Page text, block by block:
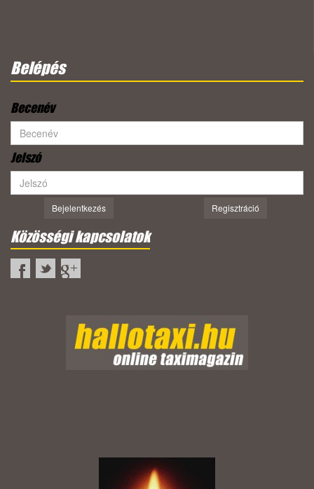
Belépés
Becenév
Jelszó
Bejelentkezés Regisztráció
Közösségi kapcsolatok